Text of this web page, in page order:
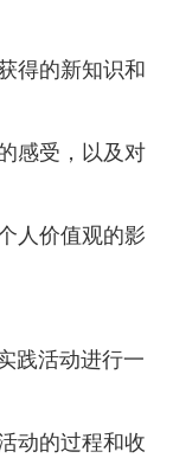
得的新知识和
感受，以及对
人价值观的影
践活动进行一
动的过程和收